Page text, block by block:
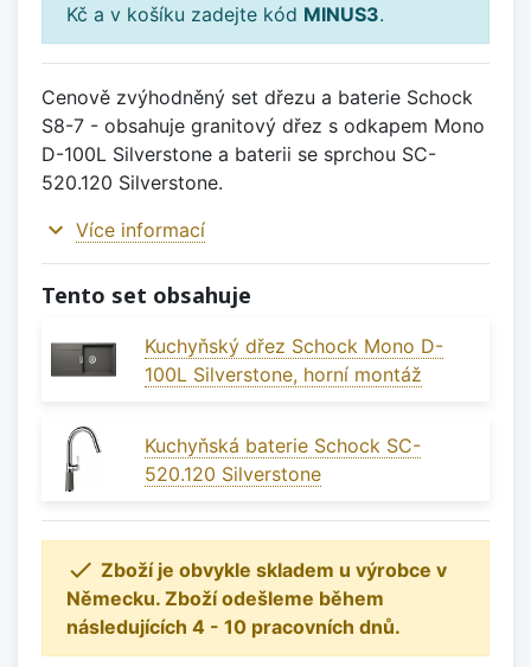
Kč a v košíku zadejte kód MINUS3.
Cenově zvýhodněný set dřezu a baterie Schock
S8-7 - obsahuje granitový dřez s odkapem Mono
D-100L Silverstone a baterii se sprchou SC-
520.120 Silverstone.
expand_more Více informací
Tento set obsahuje
Kuchyňský dřez Schock Mono D-
100L Silverstone, horní montáž
Kuchyňská baterie Schock SC-
520.120 Silverstone
 Zboží je obvykle skladem u výrobce v
Německu. Zboží odešleme během
následujících 4 - 10 pracovních dnů.